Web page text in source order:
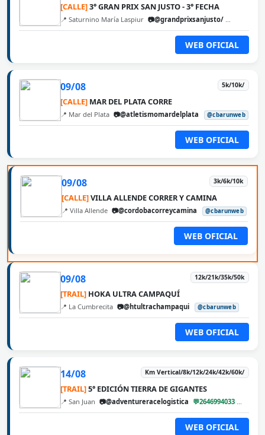
[CALLE]3° GRAN PRIX SAN JUSTO - 3° FECHA
📍 Saturnino María Laspiur 📷@grandprixsanjusto/
WEB OFICIAL
09/08 5k/10k/
[CALLE] MAR DEL PLATA CORRE
📍 Mar del Plata 📷@atletismomardelplata @cbarunweb
WEB OFICIAL
09/08 3k/6k/10k
[CALLE]VILLA ALLENDE CORRER Y CAMINA
📍 Villa Allende 📷@cordobacorreycamina @cbarunweb
WEB OFICIAL
09/08 12k/21k/35k/50k
[TRAIL] HOKA ULTRA CAMPAQUÍ
📍 La Cumbrecita 📷@htultrachampaqui @cbarunweb
WEB OFICIAL
14/08 Km Vertical/8k/12k/24k/42k/60k/
[TRAIL]5° EDICIÓN TIERRA DE GIGANTES
📍 San Juan 📷@adventureracelogistica 💬2646994033
WEB OFICIAL